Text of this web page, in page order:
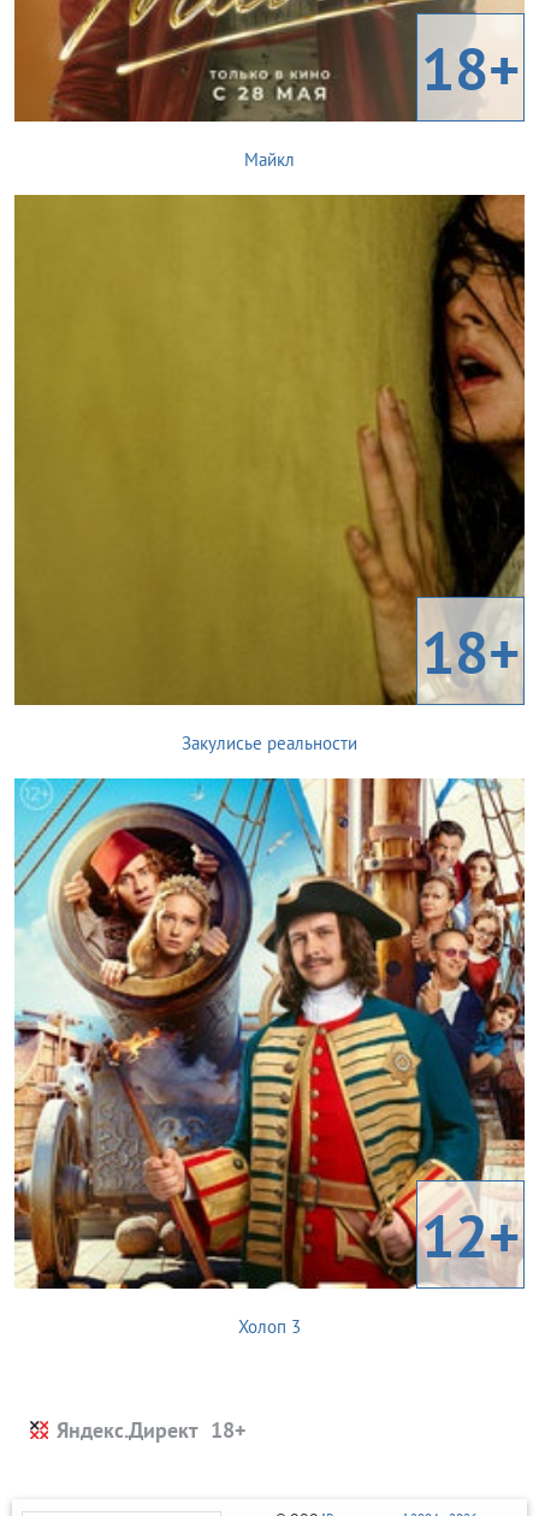
18+
Майкл
18+
Закулисье реальности
12+
Холоп 3
Яндекс.Директ